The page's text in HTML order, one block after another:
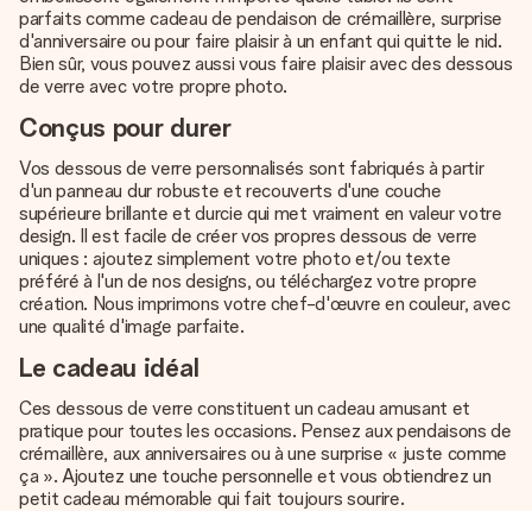
parfaits comme cadeau de pendaison de crémaillère, surprise
d'anniversaire ou pour faire plaisir à un enfant qui quitte le nid.
Bien sûr, vous pouvez aussi vous faire plaisir avec des dessous
de verre avec votre propre photo.
Conçus pour durer
Vos dessous de verre personnalisés sont fabriqués à partir
d'un panneau dur robuste et recouverts d'une couche
supérieure brillante et durcie qui met vraiment en valeur votre
design. Il est facile de créer vos propres dessous de verre
uniques : ajoutez simplement votre photo et/ou texte
préféré à l'un de nos designs, ou téléchargez votre propre
création. Nous imprimons votre chef-d'œuvre en couleur, avec
une qualité d'image parfaite.
Le cadeau idéal
Ces dessous de verre constituent un cadeau amusant et
pratique pour toutes les occasions. Pensez aux pendaisons de
crémaillère, aux anniversaires ou à une surprise « juste comme
ça ». Ajoutez une touche personnelle et vous obtiendrez un
petit cadeau mémorable qui fait toujours sourire.